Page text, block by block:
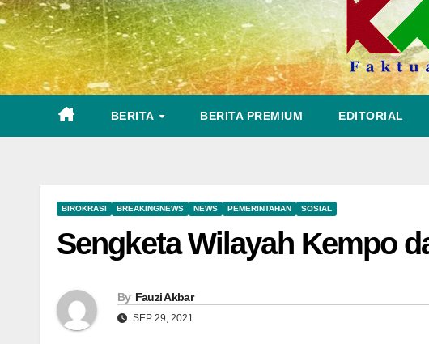
BERITA BERITA PREMIUM EDITORIAL
BIROKRASI BREAKINGNEWS NEWS PEMERINTAHAN SOSIAL
Sengketa Wilayah Kempo
By Fauzi Akbar
SEP 29, 2021